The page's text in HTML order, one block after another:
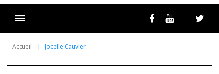
FacebookYoutubeLivestream
Accueil Jocelle Cauvier